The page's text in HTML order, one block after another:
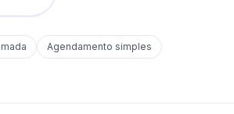
Agendamento simples